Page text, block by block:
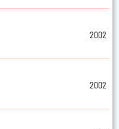
2002
2002